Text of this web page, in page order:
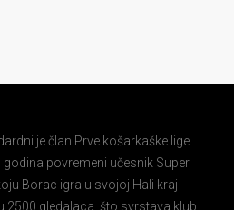
je član Prve košarkaške lige
povremeni učesnik Super
Borac igra u svojoj Hali kraj
2500 gledalaca, što svrstava klub